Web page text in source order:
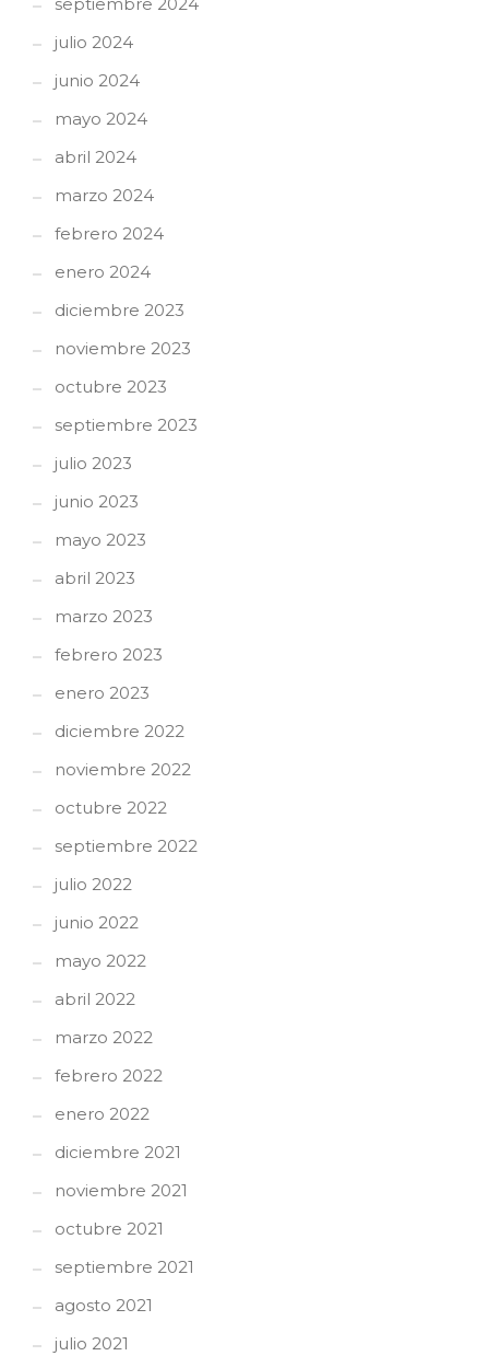
septiembre 2024
julio 2024
junio 2024
mayo 2024
abril 2024
marzo 2024
febrero 2024
enero 2024
diciembre 2023
noviembre 2023
octubre 2023
septiembre 2023
julio 2023
junio 2023
mayo 2023
abril 2023
marzo 2023
febrero 2023
enero 2023
diciembre 2022
noviembre 2022
octubre 2022
septiembre 2022
julio 2022
junio 2022
mayo 2022
abril 2022
marzo 2022
febrero 2022
enero 2022
diciembre 2021
noviembre 2021
octubre 2021
septiembre 2021
agosto 2021
julio 2021